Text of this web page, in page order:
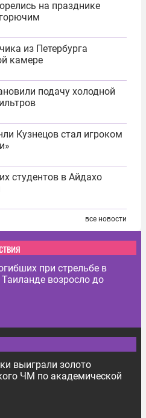
на празднике
из Петербурга
камере
подачу холодной
Кузнецов стал игроком
студентов в Айдахо
все новости
при стрельбе в
возросло до
выиграли золото
ЧМ по академической